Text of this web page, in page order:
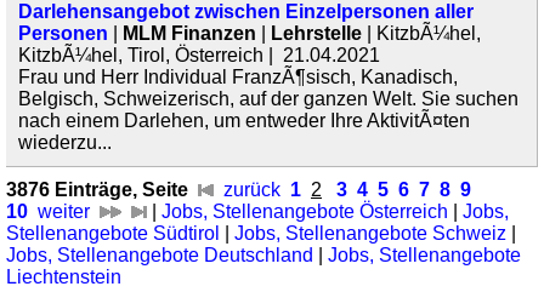
Darlehensangebot zwischen Einzelpersonen aller
Personen
MLM Finanzen Lehrstelle | KitzbÃ¼hel,
KitzbÃ¼hel, Tirol, Österreich | 21.04.2021
Frau und Herr Individual FranzÃ¶sisch, Kanadisch,
Belgisch, Schweizerisch, auf der ganzen Welt. Sie suchen
nach einem Darlehen, um entweder Ihre AktivitÃ¤ten
wiederzu...
3876 Einträge, Seite zurück 1 2 3 4 5 6 7 8 9
10 weiter Jobs, Stellenangebote Österreich
Jobs,
Stellenangebote Südtirol
Jobs, Stellenangebote Schweiz
Jobs, Stellenangebote Deutschland
Jobs, Stellenangebote
Liechtenstein